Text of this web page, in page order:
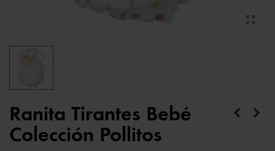
Ranita Tirantes Bebé
Colección Pollitos